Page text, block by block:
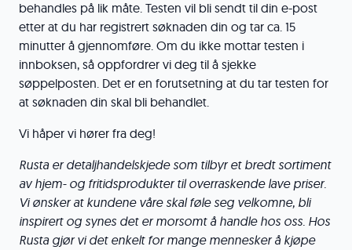
behandles på lik måte. Testen vil bli sendt til din e-post
etter at du har registrert søknaden din og tar ca. 15
minutter å gjennomføre. Om du ikke mottar testen i
innboksen, så oppfordrer vi deg til å sjekke
søppelposten. Det er en forutsetning at du tar testen for
at søknaden din skal bli behandlet.
Vi håper vi hører fra deg!
Rusta er detaljhandelskjede som tilbyr et bredt sortiment
av hjem- og fritidsprodukter til overraskende lave priser.
Vi ønsker at kundene våre skal føle seg velkomne, bli
inspirert og synes det er morsomt å handle hos oss. Hos
Rusta gjør vi det enkelt for mange mennesker å kjøpe